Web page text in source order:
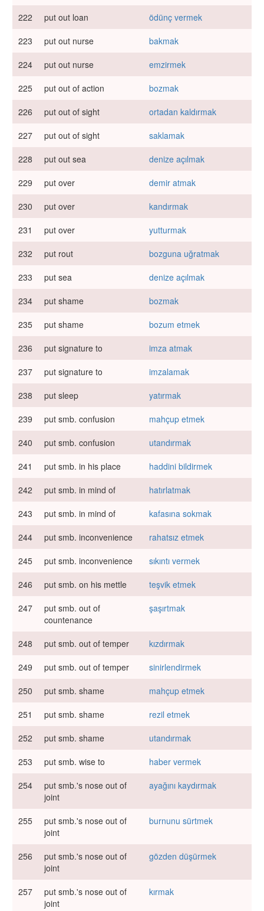
222 put out loan
ödünç vermek
223
put out nurse
bakmak
224
put out nurse
emzirmek
225
put out of action
bozmak
226
put out of sight
ortadan kaldırmak
227
put out of sight
saklamak
228
put out sea
denize açılmak
229
put over
demir atmak
230
put over
kandırmak
231
put over
yutturmak
232
put rout
bozguna uğratmak
233
put sea
denize açılmak
234
put shame
bozmak
235
put shame
bozum etmek
236
put signature to
imza atmak
237
put signature to
imzalamak
238
put sleep
yatırmak
239
put smb. confusion
mahçup etmek
240
put smb. confusion
utandırmak
241
put smb. in his place
haddini bildirmek
242
put smb. in mind of
hatırlatmak
243
put smb. in mind of
kafasına sokmak
244
put smb. inconvenience
rahatsız etmek
245
put smb. inconvenience
sıkıntı vermek
246
put smb. on his mettle
teşvik etmek
247
put smb. out of
countenance
şaşırtmak
248 put smb. out of temper
kızdırmak
249
put smb. out of temper
sinirlendirmek
250
put smb. shame
mahçup etmek
251
put smb. shame
rezil etmek
252
put smb. shame
utandırmak
253
put smb. wise to
haber vermek
254
put smb.'s nose out of
joint
ayağını kaydırmak
255
put smb.'s nose out of
joint
burnunu sürtmek
256
put smb.'s nose out of
joint
gözden düşürmek
257
put smb.'s nose out of
joint
kırmak